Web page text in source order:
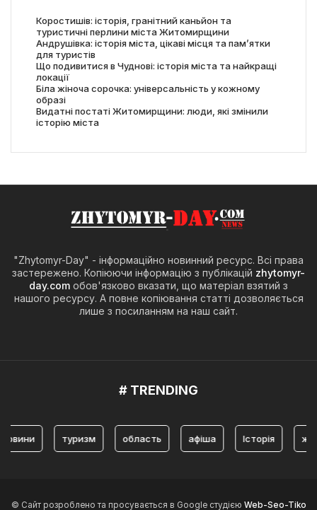
Коростишів: історія, гранітний каньйон та
туристичні перлини міста Житомирщини
Андрушівка: історія міста, цікаві місця та пам’ятки
для туристів
Що подивитися в Чуднові: історія міста та найкращі
локації
Біла жіноча сорочка: універсальність у кожному
образі
Видатні постаті Житомирщини: люди, які змінили
історію міста
"Zhytomyr-Day" - інформаційно новинний ресурс. Всі права
застережено. Копіюючи інформацію з публікацій zhytomyr-
day.com обов'язково вказати, що матеріал взятий з
нашого ресурсу. А повне копіювання статті дозволяється
лише з посиланням на наш сайт.
# TRENDING
туризм область афіша Історія житомир
© Сайт розроблено та просувається в Google студією Web-Seo-Tiko